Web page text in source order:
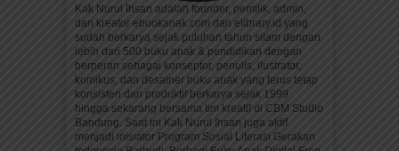
Kak Nurul Ihsan adalah founder, pemilik, admin,
dan kreator ebookanak.com dan elibrary.id yang
sudah berkarya sejak puluhan tahun silam dengan
lebih dari 500 buku anak & pendidikan dengan
berperan sebagai konseptor, penulis, ilustrator,
komikus, dan desainer buku anak yang terus tetap
konsisten dan produktif berkarya sejak 1999
hingga sekarang bersama tim kreatif di CBM Studio
Bandung. Saat ini Kak Nurul Ihsan juga aktif
menjadi inisiator Program Sosial Literasi Gerakan